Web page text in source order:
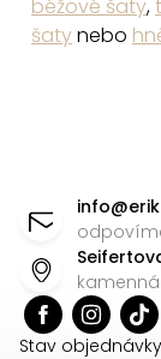
béžové šaty,
šatynebo
info@
kamenná
Stav objednávky